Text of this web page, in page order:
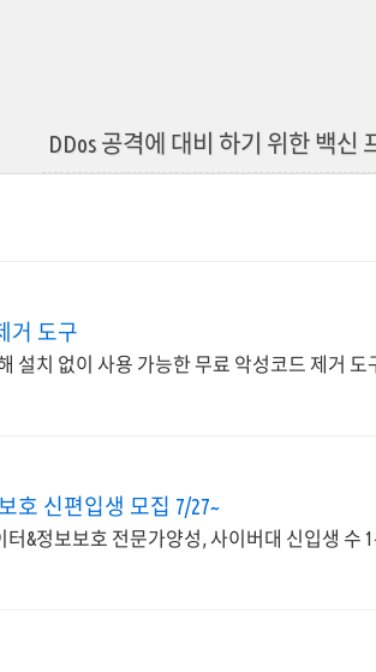
DDos 공격에 대비 하기 위한 백신
거 도구
설치 없이 사용 가능한 무료 악성코드 제거 도
호 신편입생 모집 7/27~
&정보보호 전문가양성, 사이버대 신입생 수